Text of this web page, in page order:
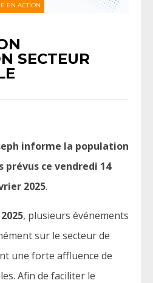
EN ACTION
SECTEUR
informe la population
prévus ce vendredi 14
2025.
, plusieurs événements
sur le secteur de
une forte affluence de
Afin de faciliter le